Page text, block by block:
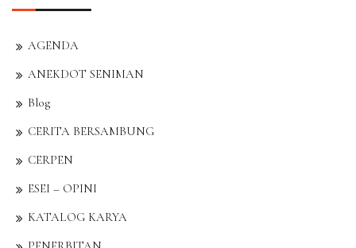
AGENDA
ANEKDOT SENIMAN
Blog
CERITA BERSAMBUNG
CERPEN
ESEI – OPINI
KATALOG KARYA